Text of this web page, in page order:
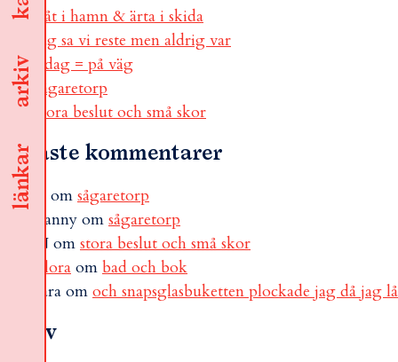
länkar
arkiv
båt i hamn & ärta i skida
jag sa vi reste men aldrig var
i dag = på väg
sågaretorp
stora beslut och små skor
Senaste kommentarer
om sågaretorp
Fanny om sågaretorp
N om stora beslut och små skor
Flora om bad och bok
sara om och snapsglasbuketten plockade jag då
Arkiv